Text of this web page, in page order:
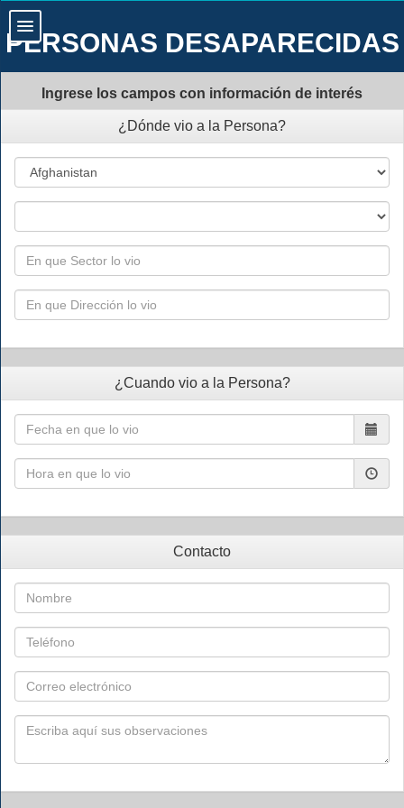
PERSONAS DESAPARECIDAS
Ingrese los campos con información de interés
¿Dónde vio a la Persona?
¿Cuando vio a la Persona?
Contacto